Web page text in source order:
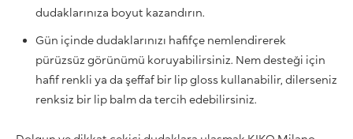
dudaklarınıza boyut kazandırın.
Gün içinde dudaklarınızı hafifçe nemlendirerek
pürüzsüz görünümü koruyabilirsiniz. Nem desteği için
hafif renkli ya da şeffaf bir lip gloss kullanabilir, dilerseniz
renksiz bir lip balm da tercih edebilirsiniz.